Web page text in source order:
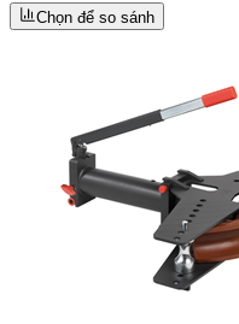
Chọn để so sánh